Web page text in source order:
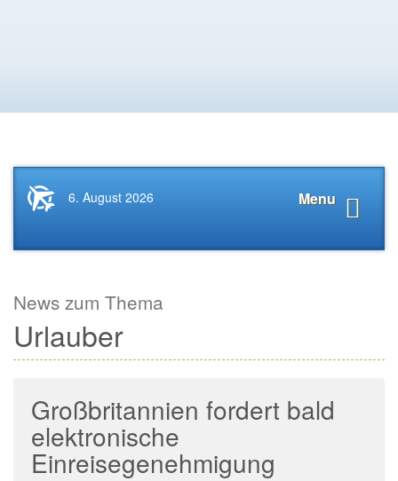
Startseite
News.Tourismus.com
Menu
6. August 2026
News zum Thema
Urlauber
Großbritannien fordert bald
elektronische
Einreisegenehmigung